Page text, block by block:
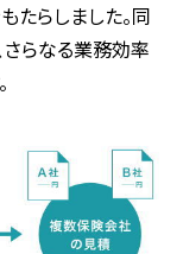
たらしました。同
さらなる業務効率